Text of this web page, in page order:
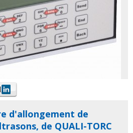
d'allongement de
de QUALI-TORC